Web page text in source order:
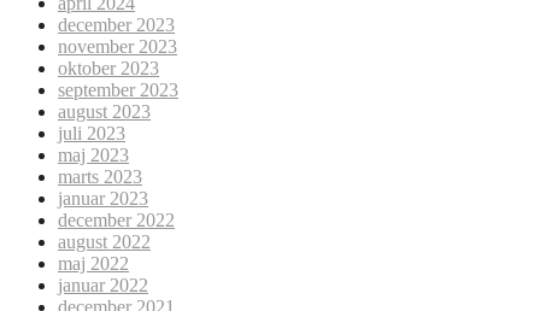
december 2023
november 2023
oktober 2023
september 2023
august 2023
juli 2023
maj 2023
marts 2023
januar 2023
december 2022
august 2022
maj 2022
januar 2022
december 2021